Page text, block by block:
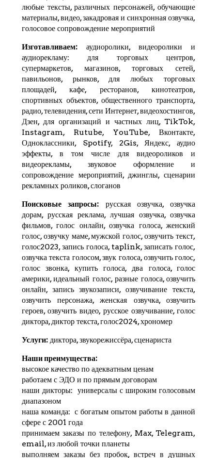
любые тексты, различных персонажей, обучающие
материалы, видео, закадровая и синхронная озвучка,
голосовое сопровождение мероприятий
Изготавливаем:аудиоролики, видеоролики и
аудиорекламу: для торговых центров,
супермаркетов, магазинов, торговых сетей,
павильонов, рынков, для любых торговых
площадей, кафе, ресторанов, кинотеатров,
спортивных объектов, общественного транспорта,
радио, телевидения, сети Интернет, видеохостингов,
Дзен, для организаций и частных лиц, TikTok,
Instagram, Rutube, YouTube,Вконтакте,
Одноклассники, Spotify,2Gis,Яндекс, аудио
эффекты, в том числе для видеороликов и
видеорекламы, звуковое оформление и
сопровождение мероприятий, джинглы, сценарии
рекламных роликов, слоганов
Поисковые запросы:русская озвучка, озвучка
дорам, русская реклама, лучшая озвучка, озвучка
фильмов, голос онлайн, озвучка голоса, женский
голос, озвучку маме, мужской голос, озвучить текст,
голос2023, запись голоса, taplink, записать голос,
озвучка текста голосом, звук голоса, озвучить голос,
голос звонка, купить голоса, два голоса, голос
америки, идеальный голос, разные голоса, озвучить
онлайн, запись звукозаписи, озвучивание текста,
озвучить персонажа, женская озвучка, озвучить
героев, озвучить видео, русское озвучивание, голос
диктора, диктор текста, голос2024,хрономер
Услуги:диктора, звукорежиссёра, сценариста
Наши преимущества:
высокое качество по адекватным ценам
работаем с ЭДО и по прямым договорам
наши дикторы: универсалы с широким голосовым
диапазоном
наша команда: с богатым опытом работы в данной
сфере с 2001 года
принимаем заказы по телефону, Max, Telegram,
email, из любой точки планеты
выполняем заказы без пробок, встреч в душных